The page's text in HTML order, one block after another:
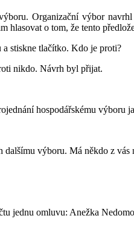
Organizační výbor
hlasovat o tom, že tento
stiskne tlačítko. Kdo je proti?
nikdo. Návrh byl přijat.
hospodářskému výboru
výboru. Má někdo z
jednu omluvu: Anežka